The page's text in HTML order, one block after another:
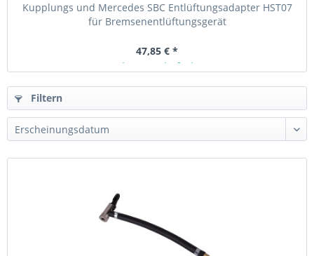
Kupplungs und Mercedes SBC Entlüftungsadapter HST07
für Bremsenentlüftungsgerät
47,85 € *
Ab Lager lieferbar
Filtern